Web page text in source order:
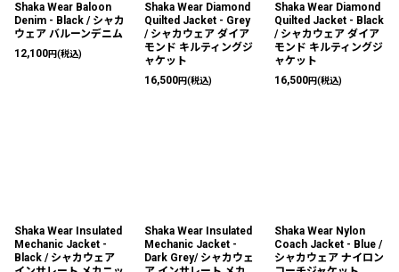
Shaka Wear Baloon
Denim - Black / シャカ
ウェア バルーンデニム
12,100円(税込)
Shaka Wear Diamond
Quilted Jacket - Grey
/ シャカウェア ダイア
モンド キルティングジ
ャケット
16,500円(税込)
Shaka Wear Diamond
Quilted Jacket - Black
/ シャカウェア ダイア
モンド キルティングジ
ャケット
16,500円(税込)
Shaka Wear Insulated
Mechanic Jacket -
Black / シャカウェア
Shaka Wear Insulated
Mechanic Jacket -
Dark Grey/ シャカウェ
Shaka Wear Nylon
Coach Jacket - Blue /
シャカウェア ナイロン